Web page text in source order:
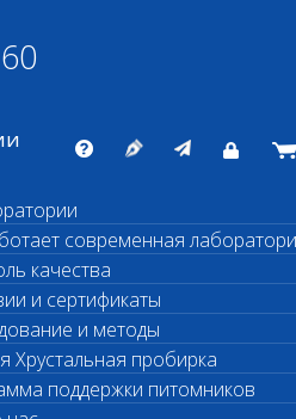
БИО
лаборатория
современная
качества
и сертификаты
и методы
Хрустальная пробирка
поддержки питомников